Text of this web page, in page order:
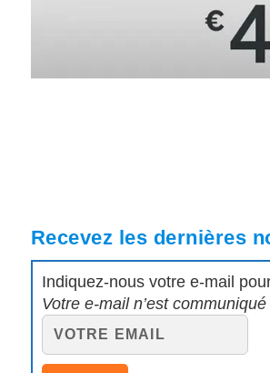
Recevez les dernières
Indiquez-nous votre e-mail
Votre e-mail n’est